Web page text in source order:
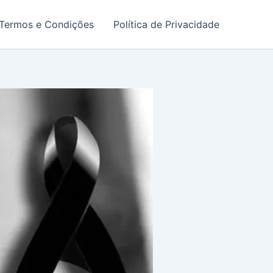
e Condições Política de Privacidade